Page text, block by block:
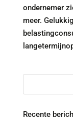
ondernemer
meer.
Recente